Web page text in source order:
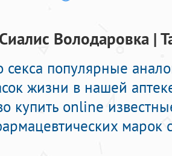
Сиалис Володаровка |
секса популярные
жизни в нашей
купить online
марок